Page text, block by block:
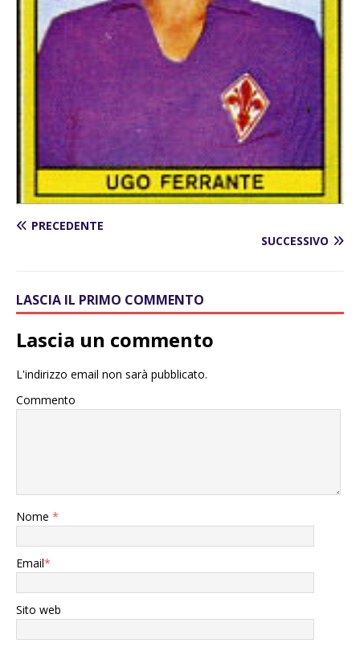
PRECEDENTE
SUCCESSIVO
LASCIA IL PRIMO COMMENTO
Lascia un commento
L'indirizzo email non sarà pubblicato.
Commento
Nome *
Email*
Sito web